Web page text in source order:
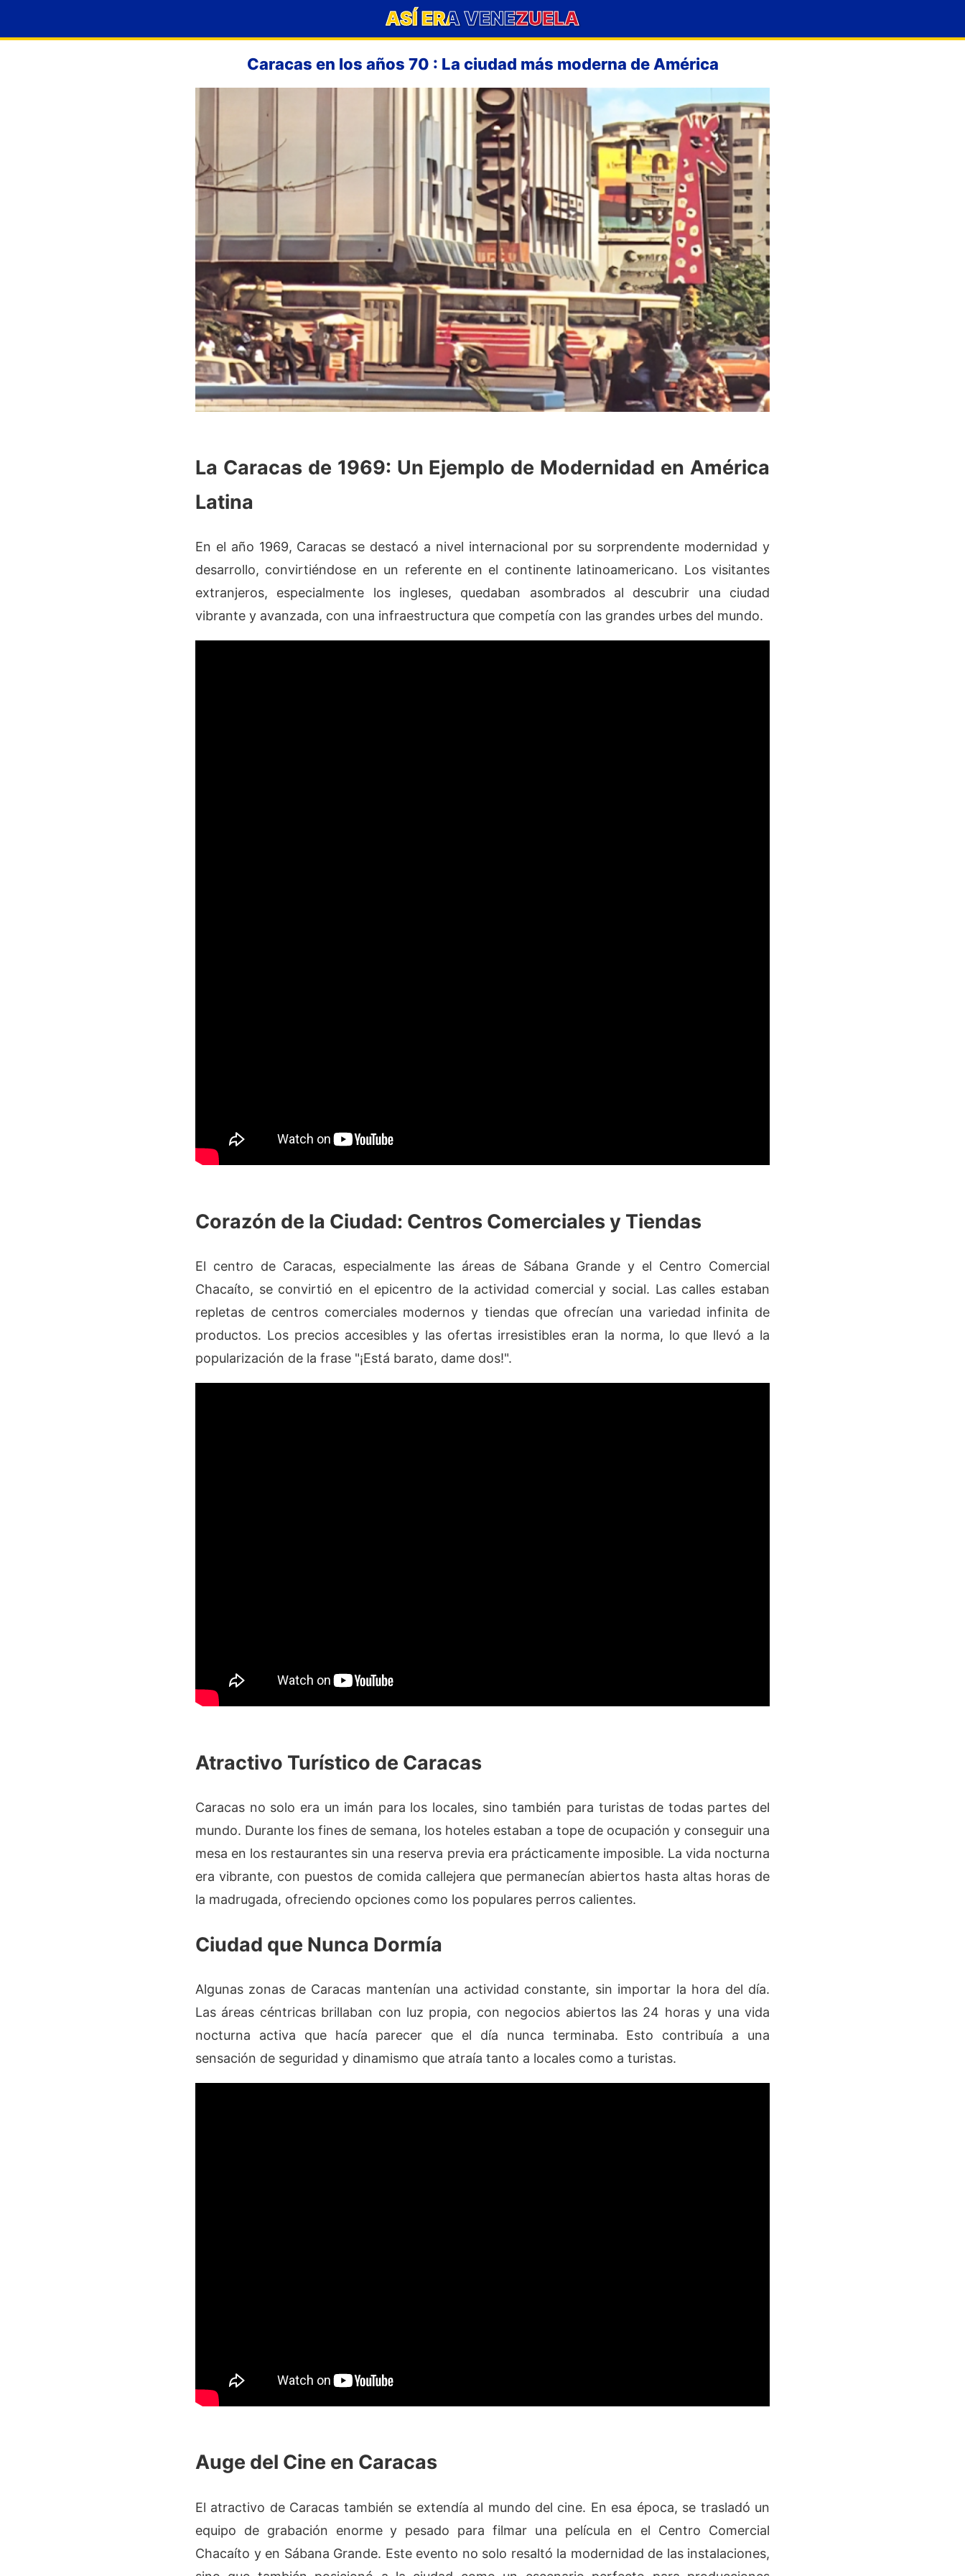
ASÍ ERA VENEZUELA
Caracas en los años 70 : La ciudad más moderna de América
La Caracas de 1969: Un Ejemplo de Modernidad en América
Latina
En el año 1969, Caracas se destacó a nivel internacional por su sorprendente modernidad y
desarrollo, convirtiéndose en un referente en el continente latinoamericano. Los visitantes
extranjeros, especialmente los ingleses, quedaban asombrados al descubrir una ciudad
vibrante y avanzada, con una infraestructura que competía con las grandes urbes del mundo.
Corazón de la Ciudad: Centros Comerciales y Tiendas
El centro de Caracas, especialmente las áreas de Sábana Grande y el Centro Comercial
Chacaíto, se convirtió en el epicentro de la actividad comercial y social. Las calles estaban
repletas de centros comerciales modernos y tiendas que ofrecían una variedad infinita de
productos. Los precios accesibles y las ofertas irresistibles eran la norma, lo que llevó a la
popularización de la frase "¡Está barato, dame dos!".
Atractivo Turístico de Caracas
Caracas no solo era un imán para los locales, sino también para turistas de todas partes del
mundo. Durante los fines de semana, los hoteles estaban a tope de ocupación y conseguir una
mesa en los restaurantes sin una reserva previa era prácticamente imposible. La vida nocturna
era vibrante, con puestos de comida callejera que permanecían abiertos hasta altas horas de
la madrugada, ofreciendo opciones como los populares perros calientes.
Ciudad que Nunca Dormía
Algunas zonas de Caracas mantenían una actividad constante, sin importar la hora del día.
Las áreas céntricas brillaban con luz propia, con negocios abiertos las 24 horas y una vida
nocturna activa que hacía parecer que el día nunca terminaba. Esto contribuía a una
sensación de seguridad y dinamismo que atraía tanto a locales como a turistas.
Auge del Cine en Caracas
El atractivo de Caracas también se extendía al mundo del cine. En esa época, se trasladó un
equipo de grabación enorme y pesado para filmar una película en el Centro Comercial
Chacaíto y en Sábana Grande. Este evento no solo resaltó la modernidad de las instalaciones,